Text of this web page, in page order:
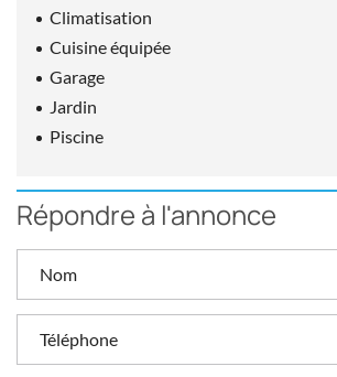
Climatisation
Cuisine équipée
Garage
Jardin
Piscine
Répondre à l'annonce